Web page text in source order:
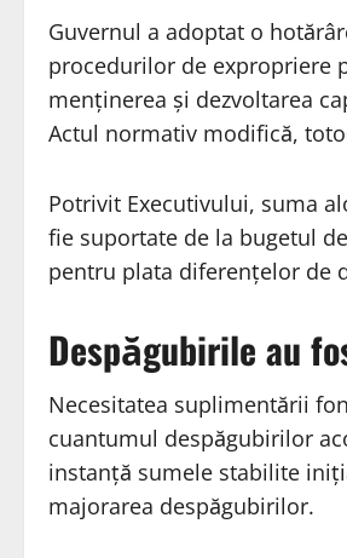
Guvernul a adoptat o
procedurilor de expropriere
menținerea și dezvoltarea
Actul normativ modifică,
Potrivit Executivului, suma
fie suportate de la bugetul
pentru plata diferențelor de
Despăgubirile au
Necesitatea suplimentării
cuantumul despăgubirilor
instanță sumele stabilite
majorarea despăgubirilor.